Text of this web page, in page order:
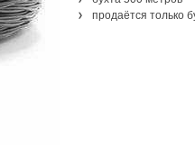
продаётся только